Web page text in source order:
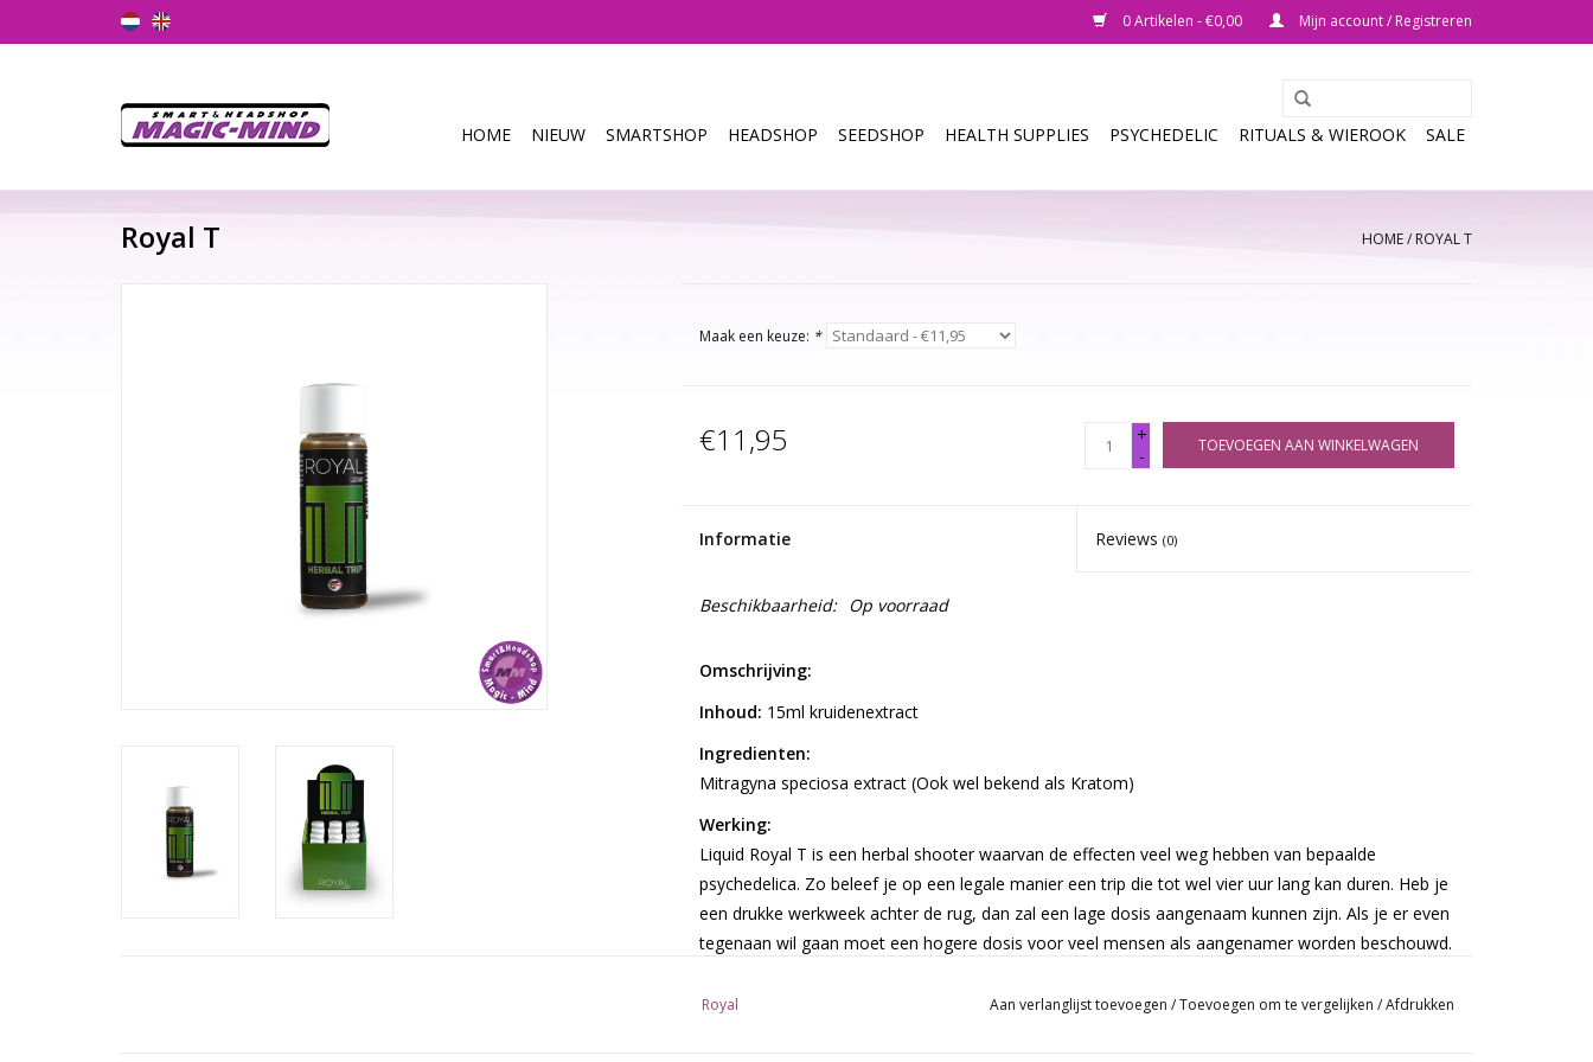
0 Artikelen - €0,00 Mijn account / Registreren
HOME NIEUW SMARTSHOP HEADSHOP SEEDSHOP HEALTH SUPPLIES PSYCHEDELIC RITUALS & WIEROOK SALE
Royal T HOME/ROYAL T
Maak een keuze: *
€11,95
+
-
TOEVOEGEN AAN WINKELWAGEN
Informatie Reviews(0)
Beschikbaarheid: Op voorraad
Omschrijving:
Inhoud: 15ml kruidenextract
Ingredienten:
Mitragyna speciosa extract (Ook wel bekend als Kratom)
Werking:
Liquid Royal T is een herbal shooter waarvan de effecten veel weg hebben van bepaalde
psychedelica. Zo beleef je op een legale manier een trip die tot wel vier uur lang kan duren. Heb je
een drukke werkweek achter de rug, dan zal een lage dosis aangenaam kunnen zijn. Als je er even
tegenaan wil gaan moet een hogere dosis voor veel mensen als aangenamer worden beschouwd.
Drink eerst de helft om je respons te testen. Neem na inname een glas water.
Royal Aan verlanglijst toevoegen /Toevoegen om te vergelijken /Afdrukken